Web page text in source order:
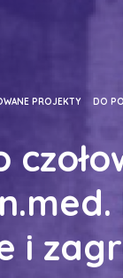
PROJEKTY DO
i